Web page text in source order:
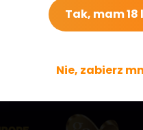
Rzuć okiem na
Tak, mam
Nie, zabierz